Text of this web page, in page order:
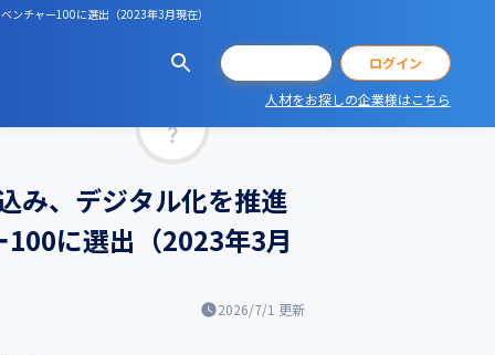
ンチャー100に選出（2023年3月現在）
ログイン
人材をお探しの企業様はこちら
み、デジタル化を推進
に選出（2023年3月
2026/7/1 更新